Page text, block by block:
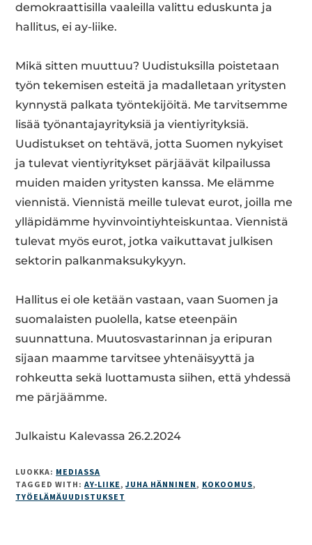
demokraattisilla vaaleilla valittu eduskunta ja
hallitus, ei ay-liike.
Mikä sitten muuttuu? Uudistuksilla poistetaan
työn tekemisen esteitä ja madalletaan yritysten
kynnystä palkata työntekijöitä. Me tarvitsemme
lisää työnantajayrityksiä ja vientiyrityksiä.
Uudistukset on tehtävä, jotta Suomen nykyiset
ja tulevat vientiyritykset pärjäävät kilpailussa
muiden maiden yritysten kanssa. Me elämme
viennistä. Viennistä meille tulevat eurot, joilla me
ylläpidämme hyvinvointiyhteiskuntaa. Viennistä
tulevat myös eurot, jotka vaikuttavat julkisen
sektorin palkanmaksukykyyn.
Hallitus ei ole ketään vastaan, vaan Suomen ja
suomalaisten puolella, katse eteenpäin
suunnattuna. Muutosvastarinnan ja eripuran
sijaan maamme tarvitsee yhtenäisyyttä ja
rohkeutta sekä luottamusta siihen, että yhdessä
me pärjäämme.
Julkaistu Kalevassa 26.2.2024
LUOKKA: MEDIASSA
TAGGED WITH: AY-LIIKE,JUHA HÄNNINEN, KOKOOMUS,
TYÖELÄMÄUUDISTUKSET